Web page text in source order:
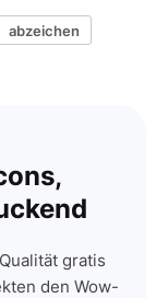
abzeichen
gratis
den Wow-